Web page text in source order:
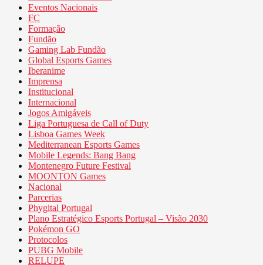
Eventos Nacionais
FC
Formação
Fundão
Gaming Lab Fundão
Global Esports Games
Iberanime
Imprensa
Institucional
Internacional
Jogos Amigáveis
Liga Portuguesa de Call of Duty
Lisboa Games Week
Mediterranean Esports Games
Mobile Legends: Bang Bang
Montenegro Future Festival
MOONTON Games
Nacional
Parcerias
Phygital Portugal
Plano Estratégico Esports Portugal – Visão 2030
Pokémon GO
Protocolos
PUBG Mobile
RELUPE